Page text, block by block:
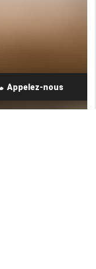
Appelez-nous